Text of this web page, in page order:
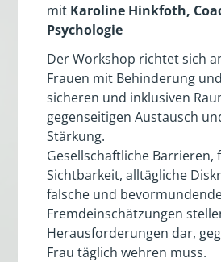
mit Karoline Hinkfoth,
Psychologie
Der Workshop richtet sich
Frauen mit Behinderung
sicheren und inklusiven
gegenseitigen Austausch
Stärkung.
Gesellschaftliche Barrieren,
Sichtbarkeit, alltägliche
falsche und
Fremdeinschätzungen
Herausforderungen dar,
Frau täglich wehren muss.